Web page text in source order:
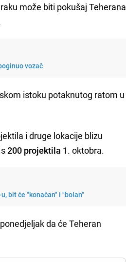
može biti pokušaj Teherana
vozač
istoku potaknutog ratom u
i druge lokacije blizu
s200 projektila 1. oktobra.
bit će "konačan" i "bolan"
da će Teheran